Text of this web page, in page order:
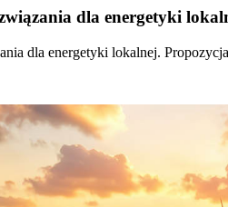
dla energetyki
dla energetyki lokalnej.